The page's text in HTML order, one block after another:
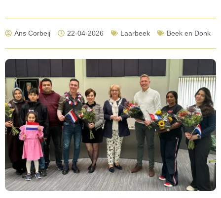
Ans Corbeij 22-04-2026 Laarbeek Beek en Donk